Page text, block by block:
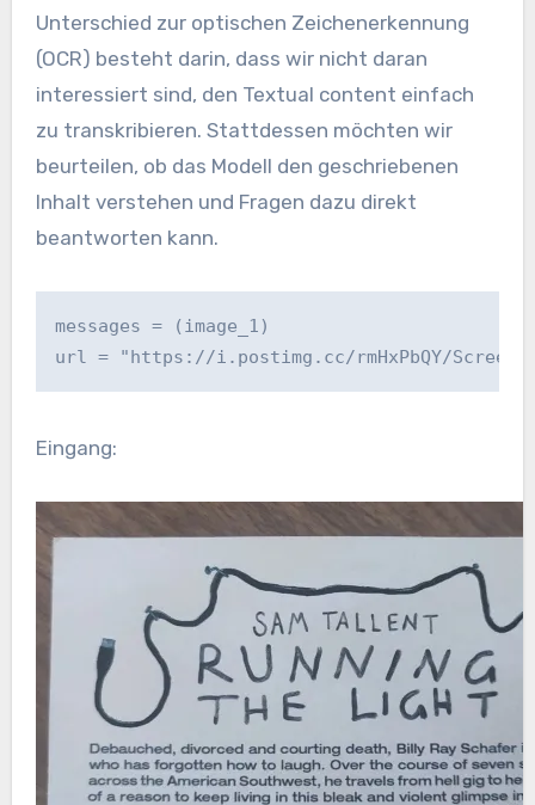
Unterschied zur optischen Zeichenerkennung
(OCR) besteht darin, dass wir nicht daran
interessiert sind, den Textual content einfach
zu transkribieren. Stattdessen möchten wir
beurteilen, ob das Modell den geschriebenen
Inhalt verstehen und Fragen dazu direkt
beantworten kann.
messages = (image_1)
url = "https://i.postimg.cc/rmHxPbQY/
Eingang: